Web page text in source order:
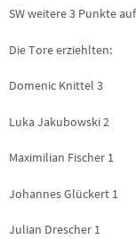
SW weitere 3 Punkte
Die Tore erziehlten:
Domenic Knittel 3
Luka Jakubowski 2
Maximilian Fischer 1
Johannes Glückert 1
Julian Drescher 1